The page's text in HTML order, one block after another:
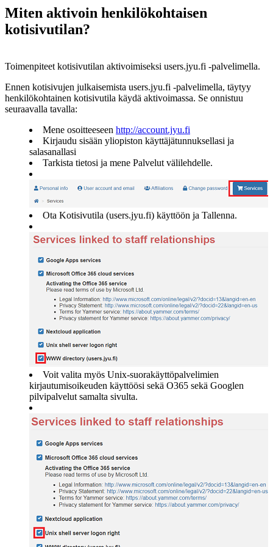
Miten aktivoin henkilökohtaisen
kotisivutilan?
Toimenpiteet kotisivutilan aktivoimiseksi users.jyu.fi -palvelimella.
Ennen kotisivujen julkaisemista users.jyu.fi -palvelimella, täytyy
henkilökohtainen kotisivutila käydä aktivoimassa. Se onnistuu
seuraavalla tavalla:
Mene osoitteeseen http://account.jyu.fi
Kirjaudu sisään yliopiston käyttäjätunnuksellasi ja
salasanallasi
Tarkista tietosi ja mene Palvelut välilehdelle.
Ota Kotisivutila (users.jyu.fi) käyttöön ja Tallenna.
Voit valita myös Unix-suorakäyttöpalvelimien
kirjautumisoikeuden käyttöösi sekä O365 sekä Googlen
pilvipalvelut samalta sivulta.